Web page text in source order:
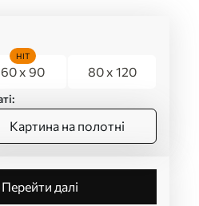
60 x 90
HIT
80 x 120
Картина на полотні
Перейти далі